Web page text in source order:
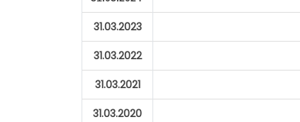
31.03.2023
31.03.2022
31.03.2021
31.03.2020